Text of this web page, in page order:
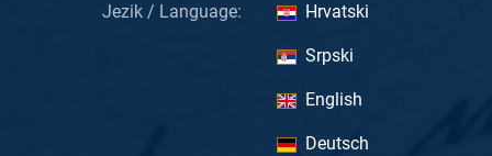
Jezik / Language: Hrvatski
Srpski
English
Deutsch